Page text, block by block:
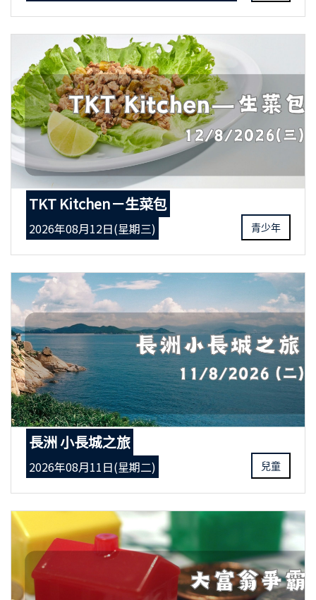
TKT Kitchen－生菜包
2026年08月12日(星期三) 青少年
長洲 小長城之旅
2026年08月11日(星期二) 兒童